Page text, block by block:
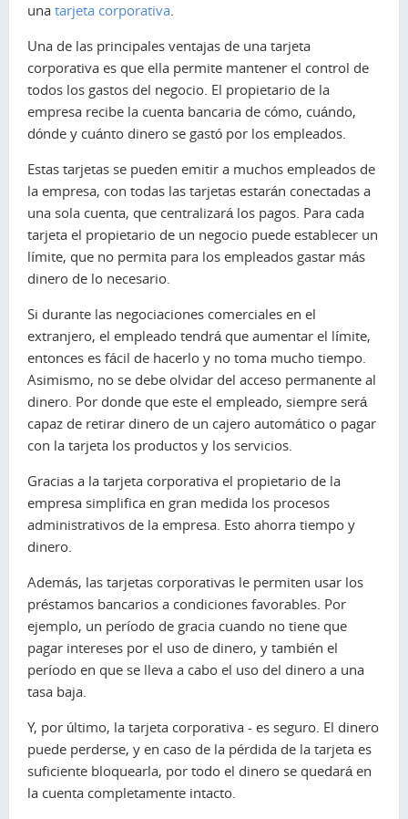
una tarjeta corporativa
Una de las principales ventajas de una tarjeta
corporativa es que ella permite mantener el control de
todos los gastos del negocio. El propietario de la
empresa recibe la cuenta bancaria de cómo, cuándo,
dónde y cuánto dinero se gastó por los empleados.
Estas tarjetas se pueden emitir a muchos empleados de
la empresa, con todas las tarjetas estarán conectadas a
una sola cuenta, que centralizará los pagos. Para cada
tarjeta el propietario de un negocio puede establecer un
límite, que no permita para los empleados gastar más
dinero de lo necesario.
Si durante las negociaciones comerciales en el
extranjero, el empleado tendrá que aumentar el límite,
entonces es fácil de hacerlo y no toma mucho tiempo.
Asimismo, no se debe olvidar del acceso permanente al
dinero. Por donde que este el empleado, siempre será
capaz de retirar dinero de un cajero automático o pagar
con la tarjeta los productos y los servicios.
Gracias a la tarjeta corporativa el propietario de la
empresa simplifica en gran medida los procesos
administrativos de la empresa. Esto ahorra tiempo y
dinero.
Además, las tarjetas corporativas le permiten usar los
préstamos bancarios a condiciones favorables. Por
ejemplo, un período de gracia cuando no tiene que
pagar intereses por el uso de dinero, y también el
período en que se lleva a cabo el uso del dinero a una
tasa baja.
Y, por último, la tarjeta corporativa - es seguro. El dinero
puede perderse, y en caso de la pérdida de la tarjeta es
suficiente bloquearla, por todo el dinero se quedará en
la cuenta completamente intacto.